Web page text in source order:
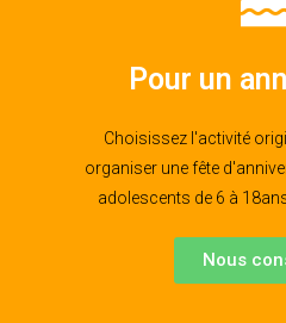
Pour un
Choisissez l'activité
organiser une fête
adolescents de 6 à
Nous